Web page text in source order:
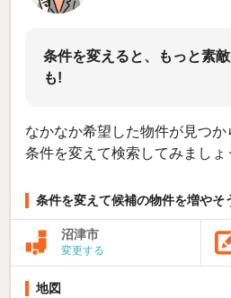
条件を変えると、もっと素
も!
なかなか希望した物件が見つか
条件を変えて検索してみましょ
条件を変えて候補の物件を増やそ
沼津市
変更する
地図